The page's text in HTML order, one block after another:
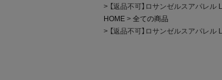
【返品不可】ロサンゼルスアパレ
HOME
全ての商品
【返品不可】ロサンゼルスアパレ